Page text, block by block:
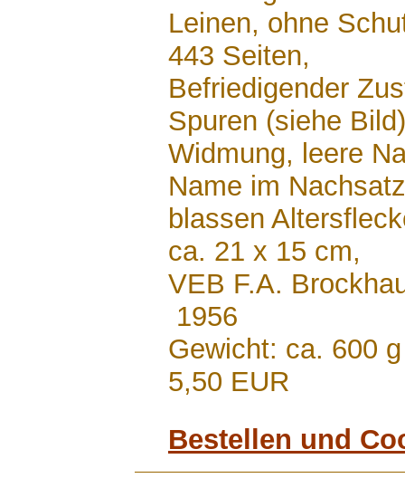
Leinen, ohne
443 Seiten,
Befriedigender
Spuren (siehe
Widmung, leere
Name im
blassen
ca. 21 x 15 cm,
VEB F.A.
1956
Gewicht: ca. 600 g
5,50 EUR
Bestellen und